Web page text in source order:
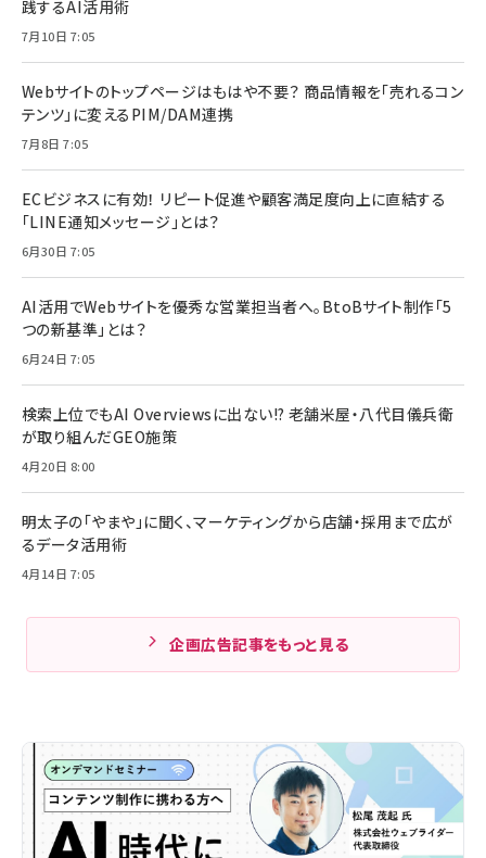
践するAI活用術
7月10日 7:05
Webサイトのトップページはもはや不要？ 商品情報を「売れるコン
テンツ」に変えるPIM/DAM連携
7月8日 7:05
ECビジネスに有効！ リピート促進や顧客満足度向上に直結する
「LINE通知メッセージ」とは？
6月30日 7:05
AI活用でWebサイトを優秀な営業担当者へ。BtoBサイト制作「5
つの新基準」とは？
6月24日 7:05
検索上位でもAI Overviewsに出ない!? 老舗米屋・八代目儀兵衛
が取り組んだGEO施策
4月20日 8:00
明太子の「やまや」に聞く、マーケティングから店舗・採用まで広が
るデータ活用術
4月14日 7:05
企画広告記事をもっと見る